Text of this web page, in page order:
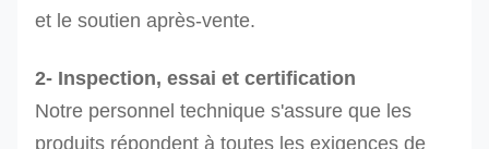
pour la
mise en
et le soutien après-vente.
2- Inspection, essai et certification
Notre personnel technique s'assure que les
produits répondent à toutes les exigences de